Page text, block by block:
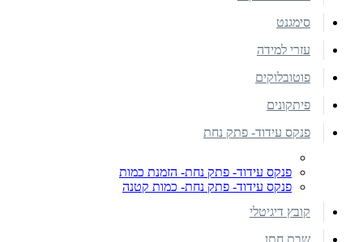
סימגנט
עזרי למידה
פוטובלוקים
פיתקונים
פנקס עידוד- פתק נחת
פנקס עידוד- פתק נחת- הזמנת כמות
פנקס עידוד- פתק נחת- כמות קטנה
קובץ דיגיטלי
שבת חתן